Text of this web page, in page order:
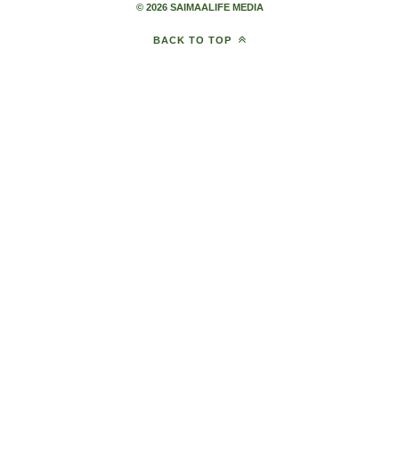
© 2026 SAIMAALIFE MEDIA
BACK TO TOP